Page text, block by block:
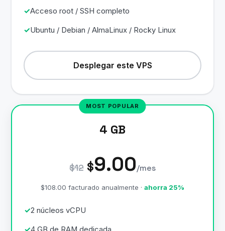
Acceso root / SSH completo
Ubuntu / Debian / AlmaLinux / Rocky Linux
Desplegar este VPS
4 GB
$12 $9.00/mes
$108.00 facturado anualmente · ahorra 25%
2 núcleos vCPU